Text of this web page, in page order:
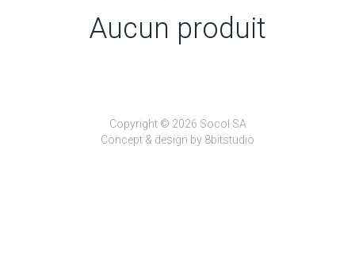
Aucun produit
Copyright © 2026 Socol SA
Concept & design by 8bitstudio